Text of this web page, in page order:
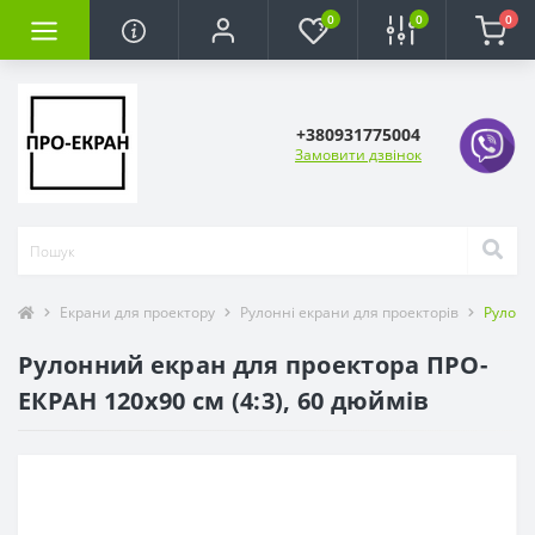
0 0 0
+380931775004
Замовити дзвінок
Екрани для проектору Рулонні екрани для проекторів
Рулонний екран для проектора ПРО-
ЕКРАН 120х90 см (4:3), 60 дюймів